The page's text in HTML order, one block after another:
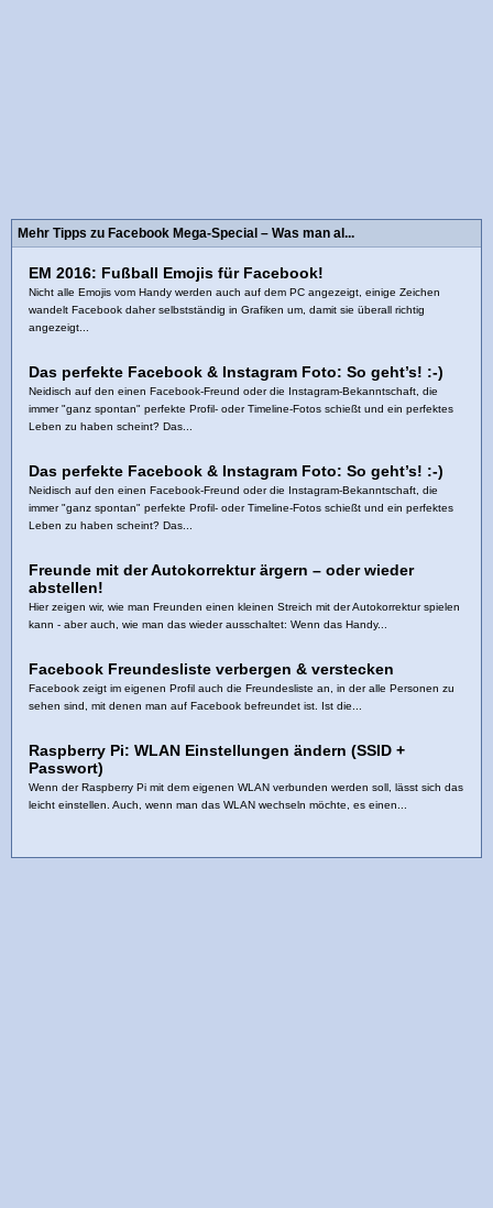
Mehr Tipps zu Facebook Mega-Special – Was man al...
EM 2016: Fußball Emojis für Facebook!
Nicht alle Emojis vom Handy werden auch auf dem PC angezeigt, einige Zeichen
wandelt Facebook daher selbstständig in Grafiken um, damit sie überall richtig
angezeigt...
Das perfekte Facebook & Instagram Foto: So geht’s! :-)
Neidisch auf den einen Facebook-Freund oder die Instagram-Bekanntschaft, die
immer "ganz spontan" perfekte Profil- oder Timeline-Fotos schießt und ein perfektes
Leben zu haben scheint? Das...
Das perfekte Facebook & Instagram Foto: So geht’s! :-)
Neidisch auf den einen Facebook-Freund oder die Instagram-Bekanntschaft, die
immer "ganz spontan" perfekte Profil- oder Timeline-Fotos schießt und ein perfektes
Leben zu haben scheint? Das...
Freunde mit der Autokorrektur ärgern – oder wieder
abstellen!
Hier zeigen wir, wie man Freunden einen kleinen Streich mit der Autokorrektur spielen
kann - aber auch, wie man das wieder ausschaltet: Wenn das Handy...
Facebook Freundesliste verbergen & verstecken
Facebook zeigt im eigenen Profil auch die Freundesliste an, in der alle Personen zu
sehen sind, mit denen man auf Facebook befreundet ist. Ist die...
Raspberry Pi: WLAN Einstellungen ändern (SSID +
Passwort)
Wenn der Raspberry Pi mit dem eigenen WLAN verbunden werden soll, lässt sich das
leicht einstellen. Auch, wenn man das WLAN wechseln möchte, es einen...